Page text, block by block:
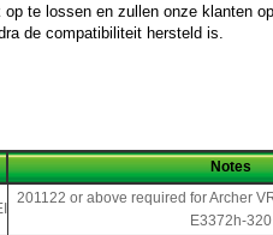
te lossen en zullen onze klanten
de compatibiliteit hersteld is.
Notes
201122 or above required for Archer
E3372h-320